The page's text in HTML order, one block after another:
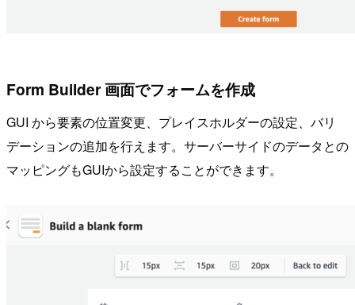
Form Builder 画面でフォームを作成
GUI から要素の位置変更、プレイスホルダーの設定、バリ
デーションの追加を行えます。サーバーサイドのデータとの
マッピングもGUIから設定することができます。